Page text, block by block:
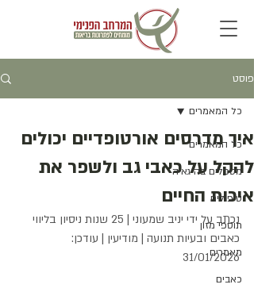
פוסט
כל המאמרים
מטפלים בהיגאיה
טיפולים
תוספי מזון
מאמרים
כאבים
כל המאמרים
איך מדרסים אורטופדיים יכולים
להקל על כאבי גב ולשפר את
איכות החיים
נכתב על ידי יניב שמעוני | 25 שנות ניסיון בליווי
כאבים ובעיות תנועה | מודיעין | עודכן:
31/01/2026